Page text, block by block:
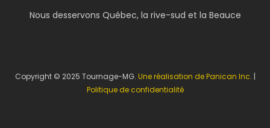
Nous desservons Québec, la rive-sud et la Beauce
Copyright © 2025 Tournage-MG. Une réalisation de Panican Inc. |
Politique de confidentialité